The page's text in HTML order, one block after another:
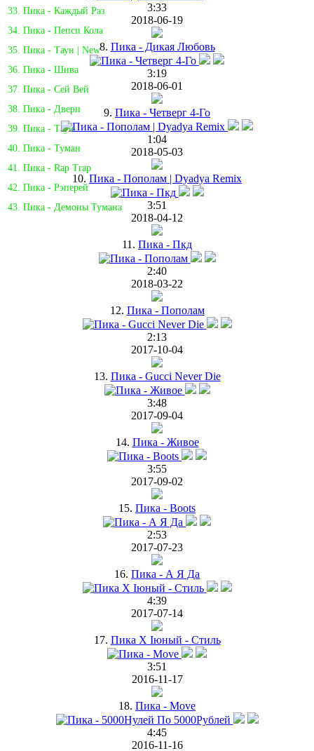
33. Пика - Каждый Раз
34. Пика - Пепси Кола
35. Пика - Таун | New
36. Пика - Шива
37. Пика - Сей Вей
38. Пика - Двери
39. Пика - Таун
40. Пика - Туман
41. Пика - Rap Trap
42. Пика - Рэперей
43. Пика - Демоны Тумана
3:33
2018-06-19
8. Пика - Дикая Любовь
3:19
2018-06-01
9. Пика - Четверг 4-Го
1:04
2018-05-03
10. Пика - Пополам | Dyadya Remix
3:51
2018-04-12
11. Пика - Пкд
2:40
2018-03-22
12. Пика - Пополам
2:13
2017-10-04
13. Пика - Gucci Never Die
3:48
2017-09-04
14. Пика - Живое
3:55
2017-09-02
15. Пика - Boots
2:53
2017-07-23
16. Пика - А Я Да
4:39
2017-07-14
17. Пика Х Iюный - Стиль
3:51
2016-11-17
18. Пика - Move
4:45
2016-11-16